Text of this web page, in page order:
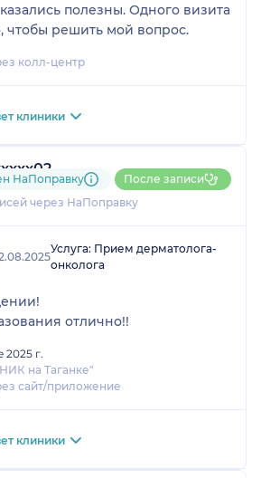
полезны. Одного визита
чтобы решить мой вопрос.
колл-центр
клиники
через НаПоправку
НаПоправку После записи
Услуга: Прием дерматолога-
онколога
отлично!!
2025 г.
на Таганке"
сайт/приложение
клиники